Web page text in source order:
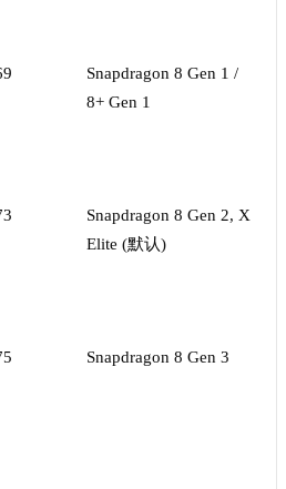
Snapdragon 8 Gen 1 /
8+ Gen 1
Snapdragon 8 Gen 2, X
Elite (默认)
Snapdragon 8 Gen 3